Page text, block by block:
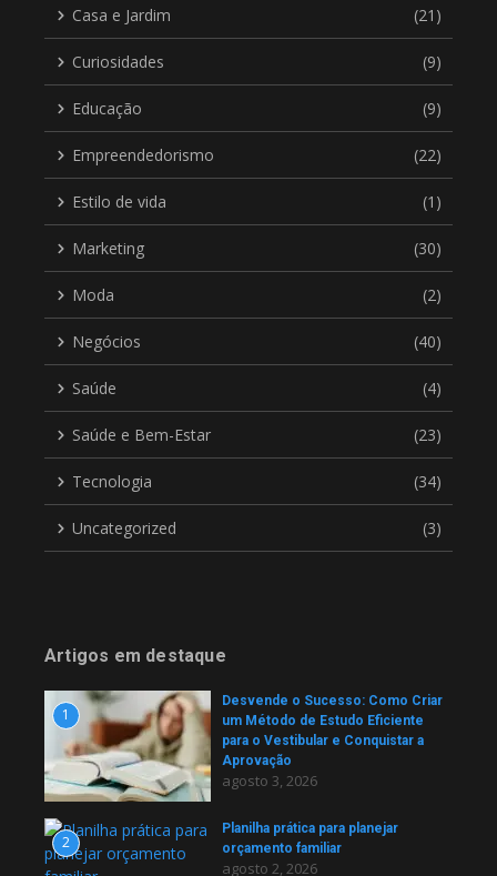
Casa e Jardim (21)
Curiosidades (9)
Educação (9)
Empreendedorismo (22)
Estilo de vida (1)
Marketing (30)
Moda (2)
Negócios (40)
Saúde (4)
Saúde e Bem-Estar (23)
Tecnologia (34)
Uncategorized (3)
Artigos em destaque
1
Desvende o Sucesso: Como Criar
um Método de Estudo Eficiente
para o Vestibular e Conquistar a
Aprovação
agosto 3, 2026
2
Planilha prática para planejar
orçamento familiar
agosto 2, 2026